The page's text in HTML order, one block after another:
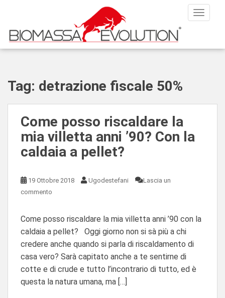
t
Tag: detrazione fiscale 50%
Come posso riscaldare la
mia villetta anni ’90? Con la
caldaia a pellet?
19 Ottobre 2018 Ugodestefani
Lascia un
commento
Come posso riscaldare la mia villetta anni ’90 con la
caldaia a pellet? Oggi giorno non si sà più a chi
credere anche quando si parla di riscaldamento di
casa vero? Sarà capitato anche a te sentirne di
cotte e di crude e tutto l’incontrario di tutto, ed è
questa la natura umana, ma […]